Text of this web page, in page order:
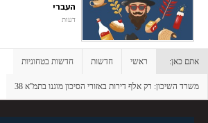
העברי
דעות
אתם כאן: ראשי חדשות חדשות בטחוניות
משרד השיכון: רק אלף דירות באזורי הסיכון מוגנו בתמ''א 38